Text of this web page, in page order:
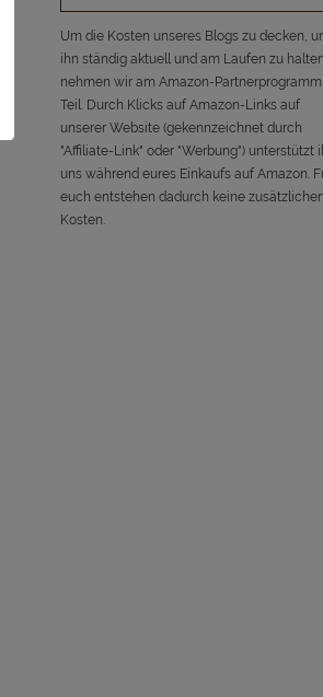
Um die Kosten unseres Blogs zu decken,
ihn ständig aktuell und am Laufen zu halten,
nehmen wir am Amazon-Partnerprogramm
Teil. Durch Klicks auf Amazon-Links auf
unserer Website (gekennzeichnet durch
"Affiliate-Link" oder "Werbung") unterstützt
uns während eures Einkaufs auf Amazon.
euch entstehen dadurch keine zusätzlichen
Kosten.